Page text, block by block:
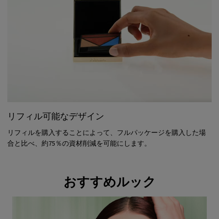
リフィル可能なデザイン
リフィルを購入することによって、フルパッケージを購入した場
合と比べ、 約75％の資材削減を可能にします。
おすすめルック